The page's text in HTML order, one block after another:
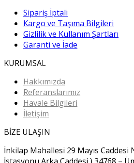
Sipariş İptali
Kargo ve Taşıma Bilgileri
Gizlilik ve Kullanım Şartları
Garanti ve İade
KURUMSAL
Hakkımızda
Referanslarımız
Havale Bilgileri
İletişim
BİZE ULAŞIN
İnkilap Mahallesi 29 Mayıs